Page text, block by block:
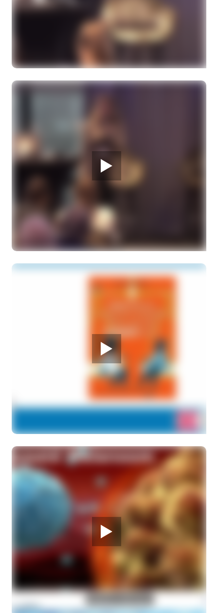
Melanoom Infodag
28 MAART 2026
Melanoom infodag
Laatste ontwikkelingen in de NORMA 2 trial
28 MAART 2026
Melanoom Infodag
Lezing "Samen beslissen in de spreekkamer"
Dr. A.A.M. van der Veldt, internist-oncoloog
28 MAART 2026